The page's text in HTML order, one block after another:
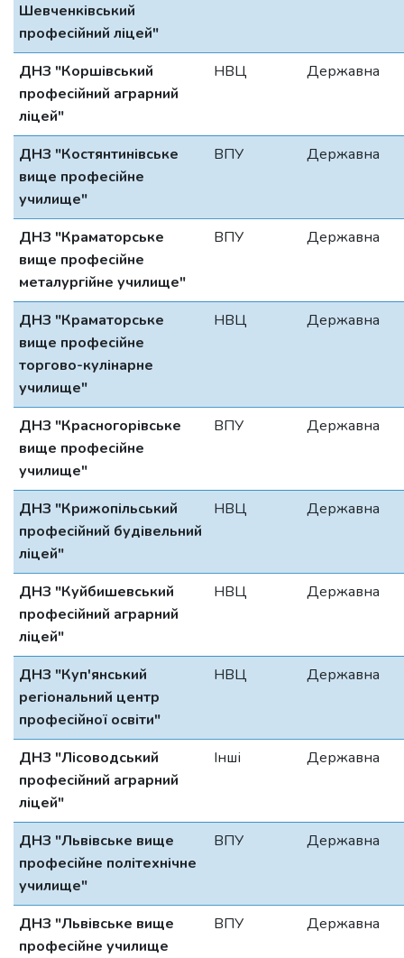
Шевченківський
професійний ліцей"
ДНЗ "Коршівський
професійний аграрний
ліцей"
НВЦ Державна
ДНЗ "Костянтинівське
вище професійне
училище"
ВПУ Державна
ДНЗ "Краматорське
вище професійне
металургійне училище"
ВПУ Державна
ДНЗ "Краматорське
вище професійне
торгово-кулінарне
училище"
НВЦ Державна
ДНЗ "Красногорівське
вище професійне
училище"
ВПУ Державна
ДНЗ "Крижопільський
професійний будівельний
ліцей"
НВЦ Державна
ДНЗ "Куйбишевський
професійний аграрний
ліцей"
НВЦ Державна
ДНЗ "Куп'янський
регіональний центр
професійної освіти"
НВЦ Державна
ДНЗ "Лісоводський
професійний аграрний
ліцей"
Інші Державна
ДНЗ "Львівське вище
професійне політехнічне
училище"
ВПУ Державна
ДНЗ "Львівське вище
професійне училище
ВПУ Державна